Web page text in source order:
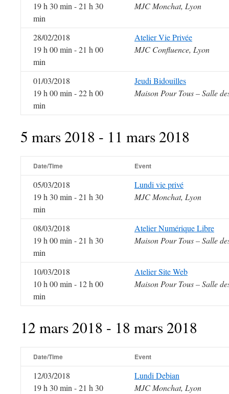
19 h 30 min - 21 h 30
min
MJC Monchat, Lyon
28/02/2018
19 h 00 min - 21 h 00
min
Atelier Vie Privée
MJC Confluence, Lyon
01/03/2018
19 h 00 min - 22 h 00
min
Jeudi Bidouilles
Maison Pour Tous – Salle
5 mars 2018 - 11 mars 2018
Date/Time Event
05/03/2018
19 h 30 min - 21 h 30
min
Lundi vie privé
MJC Monchat, Lyon
08/03/2018
19 h 00 min - 21 h 30
min
Atelier Numérique Libre
Maison Pour Tous – Salle
10/03/2018
10 h 00 min - 12 h 00
min
Atelier Site Web
Maison Pour Tous – Salle
12 mars 2018 - 18 mars 2018
Date/Time Event
12/03/2018
19 h 30 min - 21 h 30
Lundi Debian
MJC Monchat, Lyon